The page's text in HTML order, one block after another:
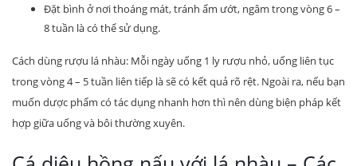
Đặt bình ở nơi thoáng mát, tránh ẩm ướt, ngâm trong vòng 6 –
8 tuần là có thể sử dụng.
Cách dùng rượu lá nhàu: Mỗi ngày uống 1 ly rượu nhỏ, uống liên tục
trong vòng 4 – 5 tuần liên tiếp là sẽ có kết quả rõ rệt. Ngoài ra, nếu bạn
muốn dược phẩm có tác dụng nhanh hơn thì nên dùng biện pháp kết
hợp giữa uống và bôi thường xuyên.